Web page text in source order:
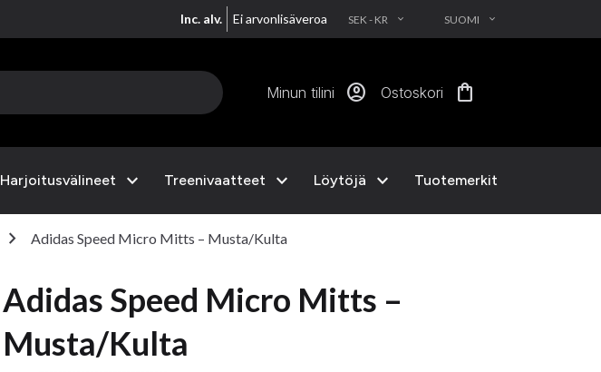
Inc. alv. Ei arvonlisäveroa SEK - KR EXPAND_MORE SUOMI EXPAND_MORE
Minun tilini account_circle Ostoskori shopping_bag
Harjoitusvälineet expand_more Treenivaatteet expand_more Löytöjä expand_more Tuotemerkit
chevron_right Adidas Speed Micro Mitts – Musta/Kulta
Adidas Speed Micro Mitts –
Musta/Kulta